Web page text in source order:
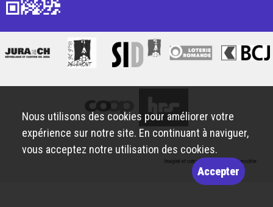
Imaginé et conçu par Giorgianni & Moeschler
Nous utilisons des cookies pour améliorer votre
expérience sur notre site. En continuant à naviguer,
vous acceptez notre utilisation des cookies.
Accepter